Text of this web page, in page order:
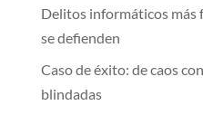
Delitos informáticos más
se defienden
Caso de éxito: de caos
blindadas